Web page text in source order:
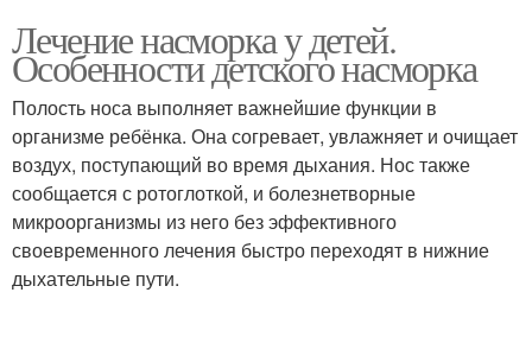
Лечение насморка у детей.
Особенности детского насморка
Полость носа выполняет важнейшие функции в
организме ребёнка. Она согревает, увлажняет и очищает
воздух, поступающий во время дыхания. Нос также
сообщается с ротоглоткой, и болезнетворные
микроорганизмы из него без эффективного
своевременного лечения быстро переходят в нижние
дыхательные пути.